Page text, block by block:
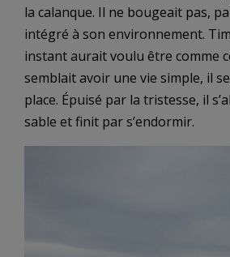
la calanque. Il ne bougeait pas,
intégré à son environnement.
instant aurait voulu être comme
semblait avoir une vie simple, il
place. Épuisé par la tristesse, il
sable et finit par s’endormir.